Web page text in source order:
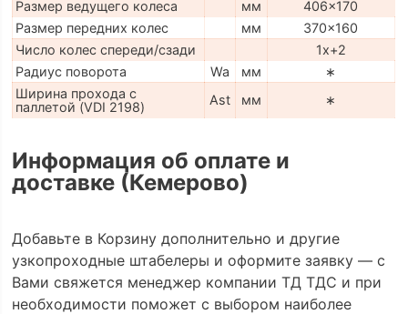
Размер ведущего колеса
мм
406x170
Размер передних колес
мм
370x160
Число колес спереди/сзади
1x+2
Радиус поворота
Wa мм
∗
Ширина прохода с
паллетой (VDI 2198)
Ast мм ∗
Информация об оплате и
доставке (Кемерово)
Добавьте в Корзину дополнительно и другие
узкопроходные штабелеры и оформите заявку — с
Вами свяжется менеджер компании ТД ТДС и при
необходимости поможет с выбором наиболее